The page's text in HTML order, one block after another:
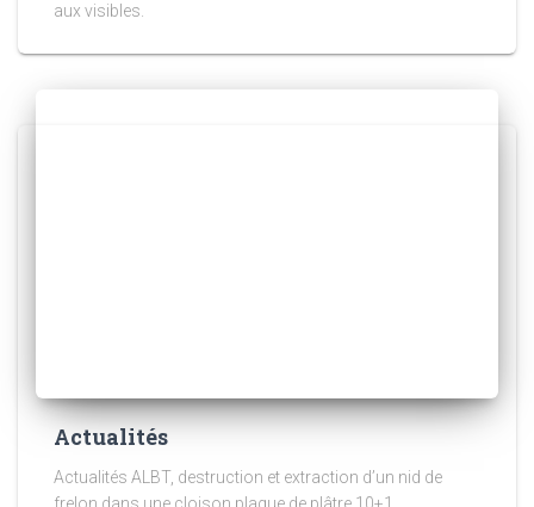
aux visibles.
Actualités
Actualités ALBT, destruction et extraction d’un nid de